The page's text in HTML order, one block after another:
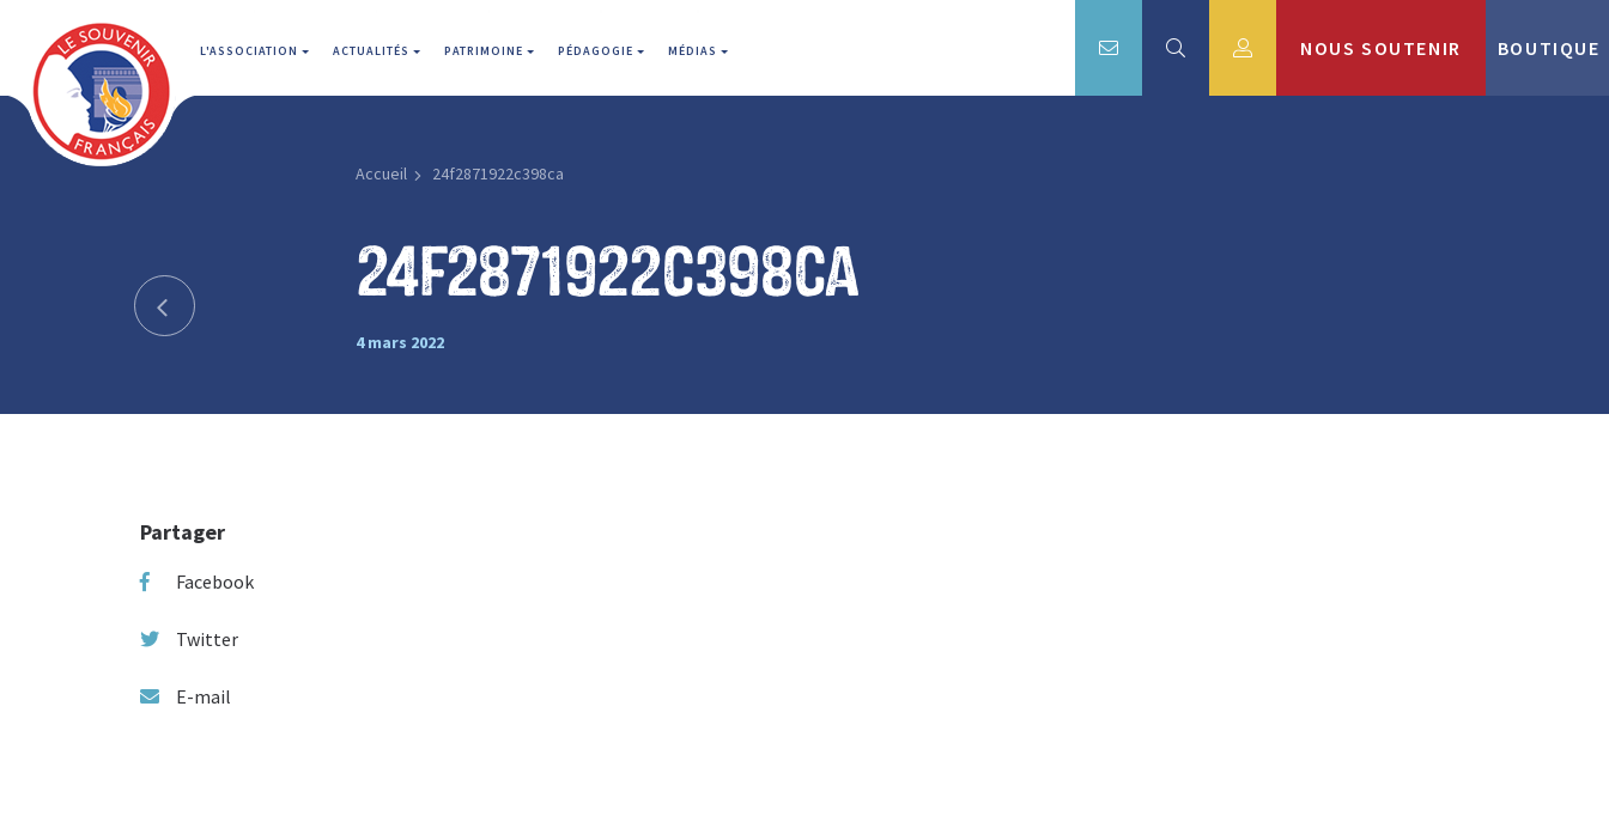
L'ASSOCIATION ACTUALITÉS PATRIMOINE PÉDAGOGIE MÉDIAS NOUS SOUTENIR BOUTIQUE
Accueil 24f2871922c398ca
24f2871922c398ca
4 mars 2022
Partager
Facebook
Twitter
E-mail